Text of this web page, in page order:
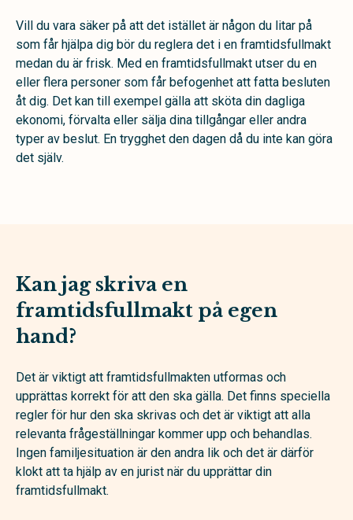
Vill du vara säker på att det istället är någon du litar på
som får hjälpa dig bör du reglera det i en framtidsfullmakt
medan du är frisk. Med en framtidsfullmakt utser du en
eller flera personer som får befogenhet att fatta besluten
åt dig. Det kan till exempel gälla att sköta din dagliga
ekonomi, förvalta eller sälja dina tillgångar eller andra
typer av beslut. En trygghet den dagen då du inte kan göra
det själv.
Kan jag skriva en
framtidsfullmakt på egen
hand?
Det är viktigt att framtidsfullmakten utformas och
upprättas korrekt för att den ska gälla. Det finns speciella
regler för hur den ska skrivas och det är viktigt att alla
relevanta frågeställningar kommer upp och behandlas.
Ingen familjesituation är den andra lik och det är därför
klokt att ta hjälp av en jurist när du upprättar din
framtidsfullmakt.